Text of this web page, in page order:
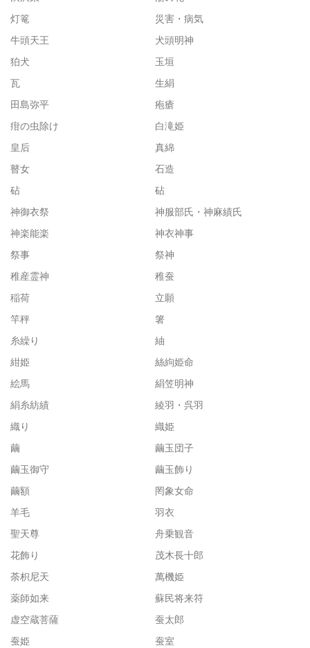
灯篭
災害・病気
牛頭天王
犬頭明神
狛犬
玉垣
瓦
生絹
田島弥平
疱瘡
疳の虫除け
白滝姫
皇后
真綿
瞽女
石造
砧
砧
神御衣祭
神服部氏・神麻績氏
神楽能楽
神衣神事
祭事
祭神
稚産霊神
稚蚕
稲荷
立願
竿秤
箸
糸繰り
紬
紺姫
絲絇姫命
絵馬
絹笠明神
絹糸紡績
綾羽・呉羽
織り
織姫
繭
繭玉団子
繭玉御守
繭玉飾り
繭額
罔象女命
羊毛
羽衣
聖天尊
舟乗観音
花飾り
茂木長十郎
荼枳尼天
萬機姫
薬師如来
蘇民将来符
虚空蔵菩薩
蚕太郎
蚕姫
蚕室